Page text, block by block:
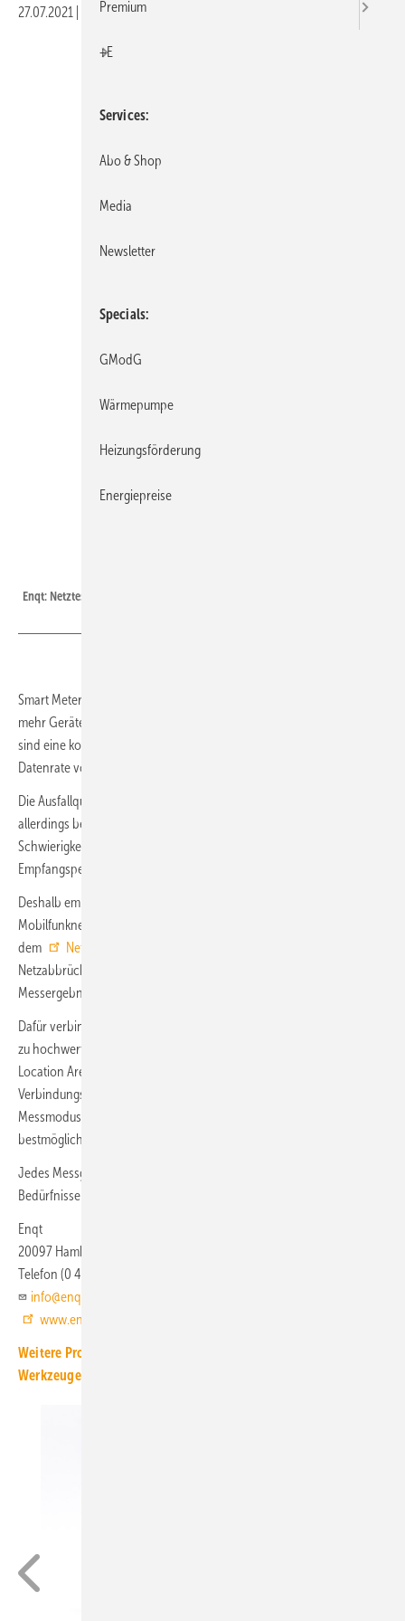
27.07.2021 Veröffentlicht in
Enqt: Netztester LTE.
Smart Metering, Smart Grid, E-Mobilität, Industrie 4.0, IoT … Immer
mehr Geräte und Systeme werden per Mobilfunk angebunden. Dabei
sind eine kontinuierliche Erreichbarkeit und eine zuverlässige
Datenrate von großer Bedeutung.
Die Ausfallquote durch Netzabbrüche verbauter Gateways liegt
allerdings bei ca. 15 %, dies führt zu teuren Nacharbeiten. Es kommt zu
Schwierigkeiten hinsichtlich des gewählten Providers, des
Empfangspegels, der Datenübertragung und der Netzverfügbarkeit.
Deshalb empfiehlt sich ein detaillierter Test aller verfügbaren
Mobilfunknetze (LTE und 2G/3G), um valide Netzdaten zu erhalten. Mit
dem
Netztester LTE
Netzabbrüche der Vergangenheit an. Er liefert schnell valide
Messergebnisse, um die Qualität des Mobilfunknetzes zu bestimmen.
Dafür verbindet sich das Messgerät direkt in die Mobilfunknetze, was
zu hochwertigen Ergebnissen führt. Abgefragt werden die Cell-ID, der
Location Area Code (LAC), die Signalstärke und die
Verbindungsgeschwindigkeit des Betreibers. Mit dem Live-
Messmodus kann man zudem in Echtzeit sehen, wo Antennen für den
bestmöglichen Empfang platziert werden müssen.
Jedes Messgerät kann zudem vom Hersteller an individuelle
Bedürfnisse der Nutzer angepasst werden.
Enqt
20097 Hamburg
Telefon (0 40) 35 73 20 65
info@enqt.de
www.enqt.de
Weitere Produkt-Meldungen zum Thema Messgeräte und
Werkzeuge
Premium
+E
Services
Abo & Shop
Media
Newsletter
Specials
GModG
Wärmepumpe
Heizungsförderung
Energiepreise